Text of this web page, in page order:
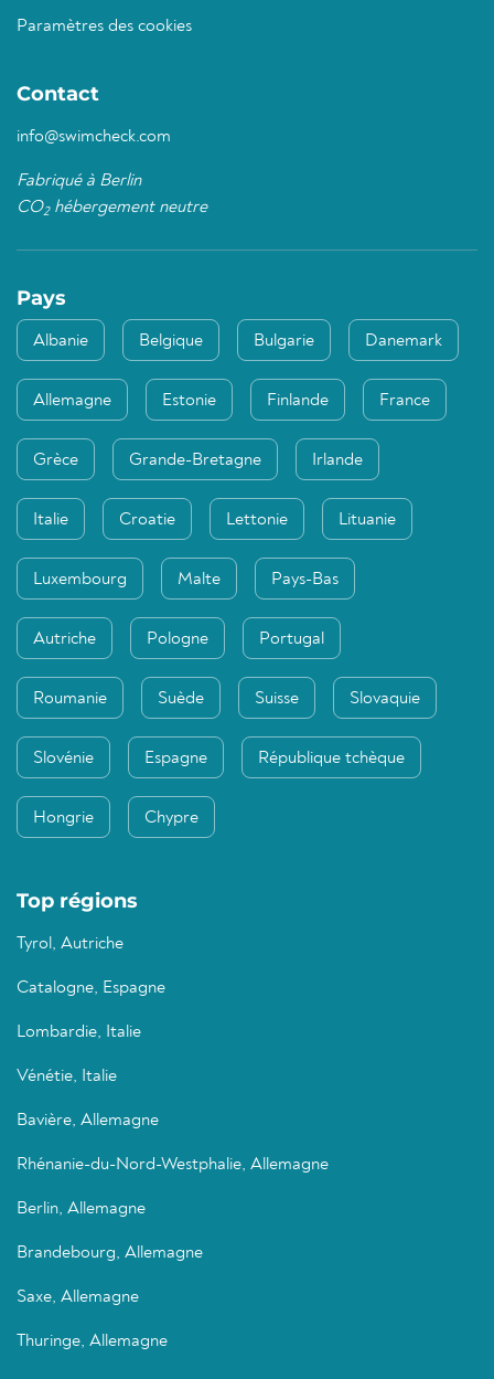
Paramètres des cookies
Contact
info@swimcheck.com
Fabriqué à Berlin
CO2hébergement neutre
Pays
Albanie Belgique Bulgarie Danemark
Allemagne Estonie Finlande France
Grèce Grande-Bretagne Irlande
Italie Croatie Lettonie Lituanie
Luxembourg Malte Pays-Bas
Autriche Pologne Portugal
Roumanie Suède Suisse Slovaquie
Slovénie Espagne République tchèque
Hongrie Chypre
Top régions
Tyrol, Autriche
Catalogne, Espagne
Lombardie, Italie
Vénétie, Italie
Bavière, Allemagne
Rhénanie-du-Nord-Westphalie, Allemagne
Berlin, Allemagne
Brandebourg, Allemagne
Saxe, Allemagne
Thuringe, Allemagne